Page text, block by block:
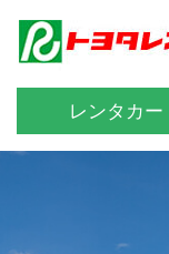
レンタカー